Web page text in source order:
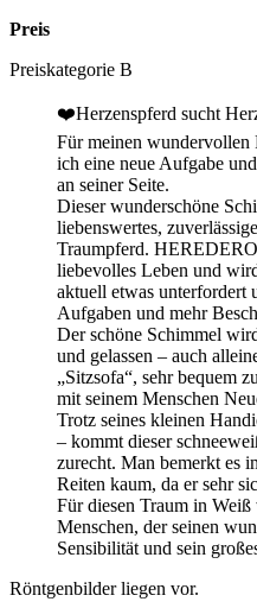
Preis
Preiskategorie B
❤️Herzenspferd sucht
Für meinen
ich eine neue Aufgabe
an seiner Seite.
Dieser wunderschöne
liebenswertes,
Traumpferd.
liebevolles Leben und
aktuell etwas unterfordert
Aufgaben und mehr
Der schöne Schimmel
und gelassen – auch
„Sitzsofa“, sehr bequem
mit seinem Menschen
Trotz seines kleinen
– kommt dieser
zurecht. Man bemerkt es
Reiten kaum, da er sehr
Für diesen Traum in
Menschen, der seinen
Sensibilität und sein
Röntgenbilder liegen vor.